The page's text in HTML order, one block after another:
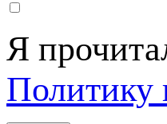
Я
Политику